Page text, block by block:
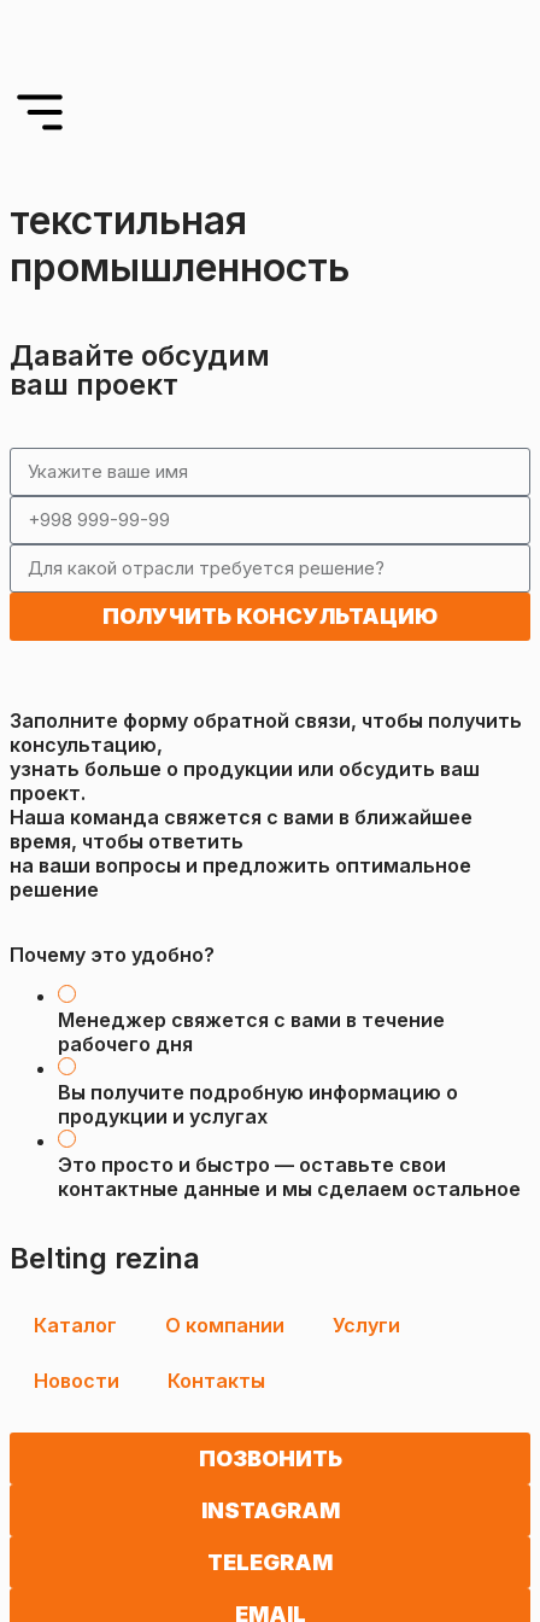
текстильная
промышленность
Давайте обсудим
ваш проект
ПОЛУЧИТЬ КОНСУЛЬТАЦИЮ
Заполните форму обратной связи, чтобы получить
консультацию,
узнать больше о продукции или обсудить ваш
проект.
Наша команда свяжется с вами в ближайшее
время, чтобы ответить
на ваши вопросы и предложить оптимальное
решение
Почему это удобно?
Менеджер свяжется с вами в течение
рабочего дня
Вы получите подробную информацию о
продукции и услугах
Это просто и быстро — оставьте свои
контактные данные и мы сделаем остальное
Belting rezina
Каталог О компании Услуги
Новости Контакты
ПОЗВОНИТЬ
INSTAGRAM
TELEGRAM
EMAIL